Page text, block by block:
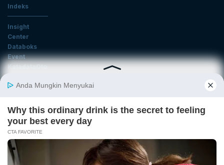
Indeks
Insight
Center
Databoks
Event
KatadataOto
Email
Daftar